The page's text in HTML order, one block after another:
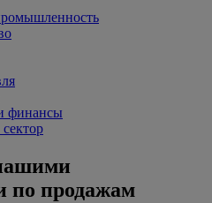
финансы
по продажам